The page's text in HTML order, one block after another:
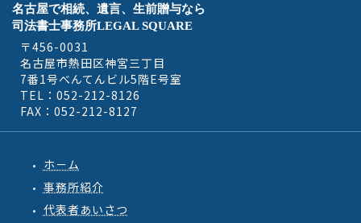
名古屋で相続、遺言、生前贈与なら
司法書士事務所LEGAL SQUARE
〒456-0031
名古屋市熱田区神宮三丁目
7番1号べんてんビル5階E号室
TEL：052-212-8126
FAX：052-212-8127
ホ－ム
事務所紹介
代表者あいさつ